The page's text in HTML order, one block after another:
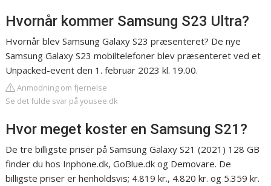
Hvornår kommer Samsung S23 Ultra?
Hvornår blev Samsung Galaxy S23 præsenteret? De nye
Samsung Galaxy S23 mobiltelefoner blev præsenteret ved et
Unpacked-event den 1. februar 2023 kl. 19.00.
Anmodning om fjernelse
Se det fulde svar på yousee.dk
Hvor meget koster en Samsung S21?
De tre billigste priser på Samsung Galaxy S21 (2021) 128 GB
finder du hos Inphone.dk, GoBlue.dk og Demovare. De
billigste priser er henholdsvis; 4.819 kr., 4.820 kr. og 5.359 kr.